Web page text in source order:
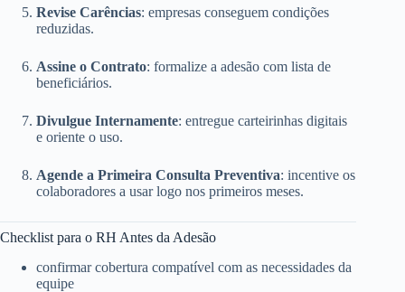
Revise Carências: empresas conseguem condições
reduzidas.
Assine o Contrato: formalize a adesão com lista de
beneficiários.
Divulgue Internamente: entregue carteirinhas digitais
e oriente o uso.
Agende a Primeira Consulta Preventiva: incentive os
colaboradores a usar logo nos primeiros meses.
Checklist para o RH Antes da Adesão
confirmar cobertura compatível com as necessidades da
equipe